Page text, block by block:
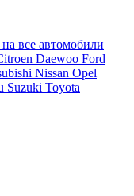
все автомобили
Daewoo Ford
Nissan Opel
Suzuki Toyota